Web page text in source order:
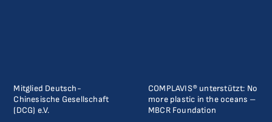
Mitglied Deutsch-
Chinesische Gesellschaft
(DCG) e.V.
COMPLAVIS® unterstützt: No
more plastic in the oceans –
MBCR Foundation